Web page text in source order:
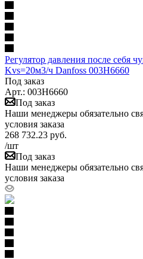
Регулятор давления после себя
Kvs=20м3/ч Danfoss 003H6660
Под заказ
Арт.: 003H6660
Под заказ
Наши менеджеры обязательно
условия заказа
268 732.23 руб.
/шт
Под заказ
Наши менеджеры обязательно
условия заказа